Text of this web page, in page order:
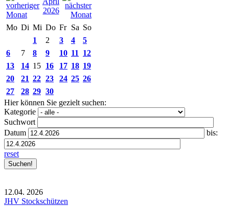
2026
Mo Di Mi Do Fr Sa So
1
2 3 4
5
6
7 8 9 10 11
12
13
14 15 16 17 18 19
20
21 22 23 24 25 26
27
28 29 30
Hier können Sie gezielt suchen:
Kategorie
Suchwort
Datum
bis:
reset
12.04. 2026
JHV Stockschützen